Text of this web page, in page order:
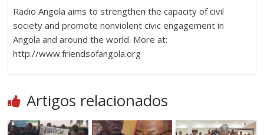
Radio Angola aims to strengthen the capacity of civil
society and promote nonviolent civic engagement in
Angola and around the world. More at:
http://www.friendsofangola.org
Artigos relacionados